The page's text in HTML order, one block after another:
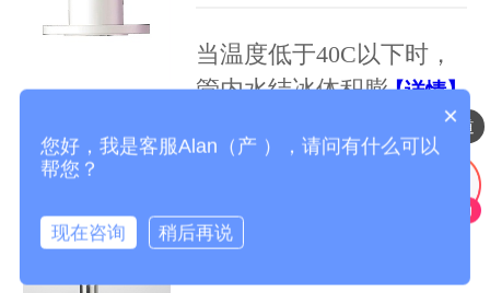
当温度低于40C以下时，
管内水结冰体积膨…【详情】
不锈钢弯头45度
压缩空气铝合金管道
×
您好，我是客服Alan（产 ），请问有什么可以
帮您？
现在咨询 稍后再说